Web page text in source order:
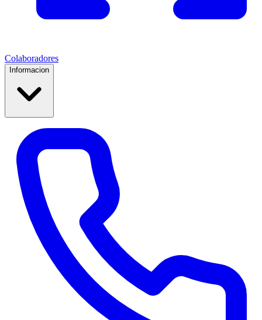
Colaboradores
Informacion